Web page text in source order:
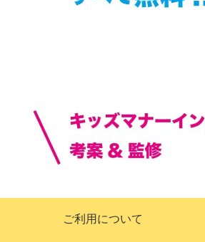
ご利用について